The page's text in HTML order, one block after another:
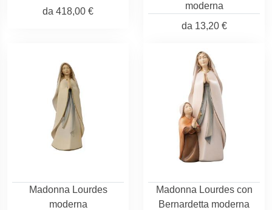
da 418,00 €
moderna
da 13,20 €
Madonna Lourdes
moderna
Madonna Lourdes con
Bernardetta moderna